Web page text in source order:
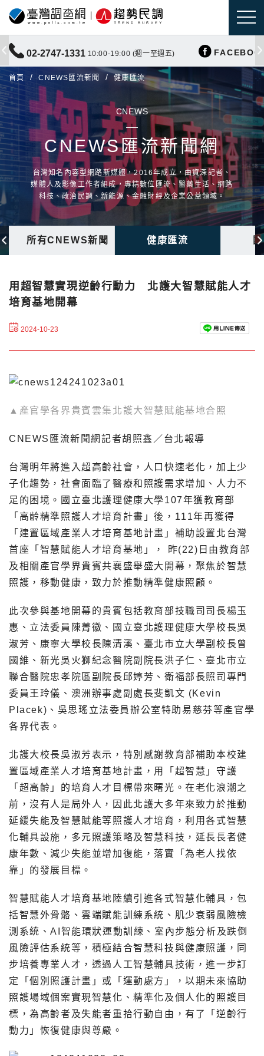
02-2747-1331 10:00-19:00 (週一至週五)
首頁 CNEWS匯流新聞 健康匯流
CNEWS
CNEWS匯流新聞網
台灣知名內容型網路新媒體，2016年成立，由資深記者、
媒體人及影像工作者組成，專精數位匯流、醫藥生活、網路
科技、政治民調、新能源、金融財經及企業公益領域。
所有CNEWS新聞 健康匯流
用超智慧實現逆齡行動力 北護大智慧賦能人才
培育基地開幕
2024-10-23
▲產官學各界貴賓雲集北護大智慧賦能基地合照
CNEWS匯流新聞網記者胡照鑫／台北報導
台灣明年將進入超高齡社會，人口快速老化，加上少
子化趨勢，社會面臨了醫療和照護需求增加、人力不
足的困境。國立臺北護理健康大學107年獲教育部
「高齡精準照護人才培育計畫」後，111年再獲得
「建置區域產業人才培育基地計畫」補助設置北台灣
首座「智慧賦能人才培育基地」， 昨(22)日由教育部
及相關產官學界貴賓共襄盛舉盛大開幕，聚焦於智慧
照護，移動健康，致力於推動精準健康照顧。
此次參與基地開幕的貴賓包括教育部技職司司長楊玉
惠、立法委員陳菁徽、國立臺北護理健康大學校長吳
淑芳、康寧大學校長陳清溪、臺北市立大學副校長曾
國維、新光吳火獅紀念醫院副院長洪子仁、臺北市立
聯合醫院忠孝院區副院長邱婷芳、衛福部長照司專門
委員王玲儀、澳洲辦事處副處長斐凱文 (Kevin
Placek)、吳思瑤立法委員辦公室特助易慈芬等產官學
各界代表。
北護大校長吳淑芳表示，特別感謝教育部補助本校建
置區域產業人才培育基地計畫，用「超智慧」守護
「超高齡」的培育人才目標帶來曙光。在老化浪潮之
前，沒有人是局外人，因此北護大多年來致力於推動
延緩失能及智慧賦能等照護人才培育，利用各式智慧
化輔具設施，多元照護策略及智慧科技，延長長者健
康年數、減少失能並增加復能，落實「為老人找依
靠」的發展目標。
智慧賦能人才培育基地陸續引進各式智慧化輔具，包
括智慧外骨骼、雲端賦能訓練系統、肌少衰弱風險檢
測系統、AI智能環狀運動訓練、室內步態分析及跌倒
風險評估系統等，積極結合智慧科技與健康照護，同
步培養專業人才，透過人工智慧輔具技術，進一步訂
定「個別照護計畫」或「運動處方」，以期未來協助
照護場域個案實現智慧化、精準化及個人化的照護目
標，為高齡者及失能者重拾行動自由，有了「逆齡行
動力」恢復健康與尊嚴。